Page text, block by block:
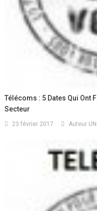
Télécoms : 5 Dates Qui Ont
Secteur
23 février 2017 Auteur